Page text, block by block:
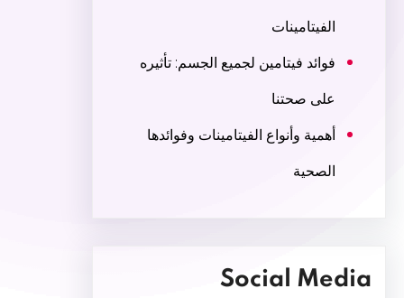
الفيتامينات
فوائد فيتامين لجميع الجسم: تأثيره
على صحتنا
أهمية وأنواع الفيتامينات وفوائدها
الصحية
Social Media